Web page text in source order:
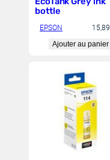
bottle
EPSON 15,89
Ajouter au panier